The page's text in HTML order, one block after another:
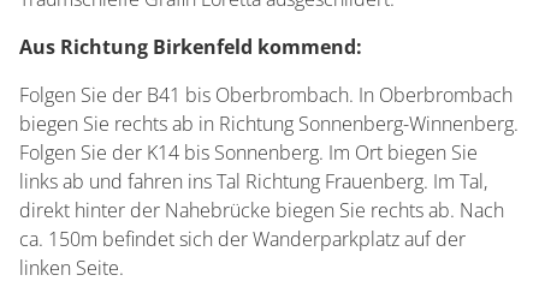
Aus Richtung Birkenfeld kommend:
Folgen Sie der B41 bis Oberbrombach. In Oberbrombach
biegen Sie rechts ab in Richtung Sonnenberg-Winnenberg.
Folgen Sie der K14 bis Sonnenberg. Im Ort biegen Sie
links ab und fahren ins Tal Richtung Frauenberg. Im Tal,
direkt hinter der Nahebrücke biegen Sie rechts ab. Nach
ca. 150m befindet sich der Wanderparkplatz auf der
linken Seite.